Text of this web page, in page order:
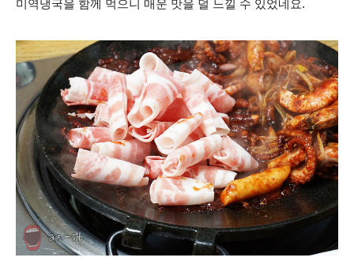
미역냉국을 함께 먹으니 매운 맛을 덜 느낄 수 있었네요.